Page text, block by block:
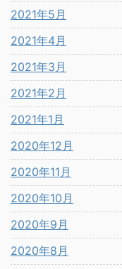
2021年5月
2021年4月
2021年3月
2021年2月
2021年1月
2020年12月
2020年11月
2020年10月
2020年9月
2020年8月